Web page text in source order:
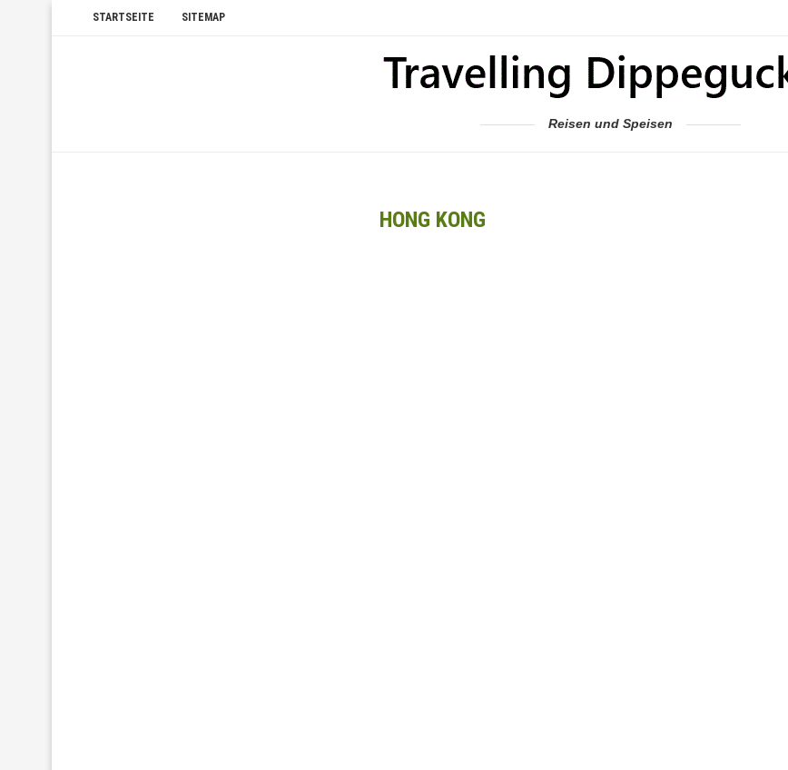
STARTSEITE SITEMAP
Reisen und Speisen
HONG KONG